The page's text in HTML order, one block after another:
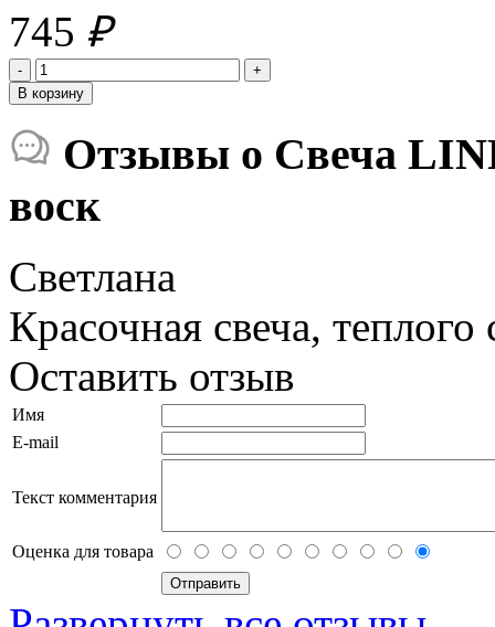
745 ₽
Отзывы о Свеча
воск
Светлана
Красочная свеча,
Оставить отзыв
Имя
E-mail
Текст комментария
Оценка для товара